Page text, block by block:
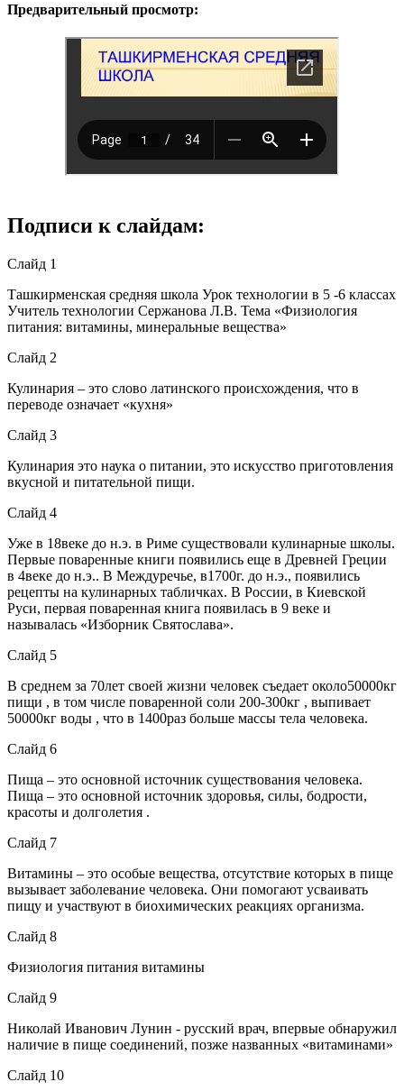
Предварительный просмотр:
Подписи к слайдам:
Слайд 1
Ташкирменская средняя школа Урок технологии в 5 -6 классах
Учитель технологии Сержанова Л.В. Тема «Физиология
питания: витамины, минеральные вещества»
Слайд 2
Кулинария – это слово латинского происхождения, что в
переводе означает «кухня»
Слайд 3
Кулинария это наука о питании, это искусство приготовления
вкусной и питательной пищи.
Слайд 4
Уже в 18веке до н.э. в Риме существовали кулинарные школы.
Первые поваренные книги появились еще в Древней Греции
в 4веке до н.э.. В Междуречье, в1700г. до н.э., появились
рецепты на кулинарных табличках. В России, в Киевской
Руси, первая поваренная книга появилась в 9 веке и
называлась «Изборник Святослава».
Слайд 5
В среднем за 70лет своей жизни человек съедает около50000кг
пищи , в том числе поваренной соли 200-300кг , выпивает
50000кг воды , что в 1400раз больше массы тела человека.
Слайд 6
Пища – это основной источник существования человека.
Пища – это основной источник здоровья, силы, бодрости,
красоты и долголетия .
Слайд 7
Витамины – это особые вещества, отсутствие которых в пище
вызывает заболевание человека. Они помогают усваивать
пищу и участвуют в биохимических реакциях организма.
Слайд 8
Физиология питания витамины
Слайд 9
Николай Иванович Лунин - русский врач, впервые обнаружил
наличие в пище соединений, позже названных «витаминами»
Слайд 10